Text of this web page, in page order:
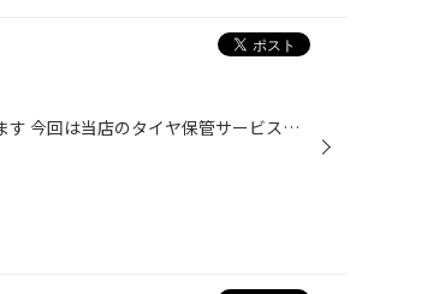
いつも当店をご利用いただきありがとうございます 今回は当店のタイヤ保管サービス「タイヤクローク」のご紹介です シーズンオフのタイヤ、どうしてますか？ ガレージや物置きなど収納場所がある場合は良いのですが、軒先で雨ざらしになっていませんか？ ・・・タイヤ屋としては結構悲しい光景です ...